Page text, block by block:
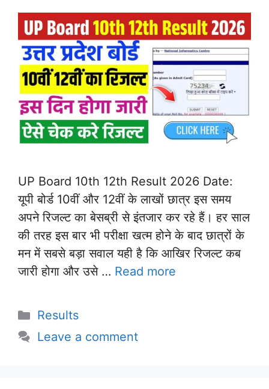
UP Board 10th 12th Result 2026 Date:
यूपी बोर्ड 10वीं और 12वीं के लाखों छात्र इस समय
अपने रिजल्ट का बेसब्री से इंतजार कर रहे हैं। हर साल
की तरह इस बार भी परीक्षा खत्म होने के बाद छात्रों के
मन में सबसे बड़ा सवाल यही है कि आखिर रिजल्ट कब
जारी होगा और उसे … Read more
Categories
Results
Leave a comment